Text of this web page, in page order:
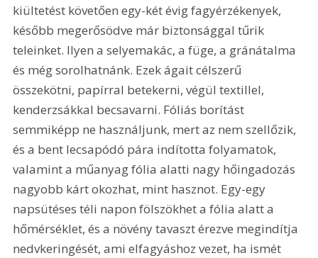
kiültetést követően egy-két évig fagyérzékenyek,
később megerősödve már biztonsággal tűrik
teleinket. Ilyen a selyemakác, a füge, a gránátalma
és még sorolhatnánk. Ezek ágait célszerű
összekötni, papírral betekerni, végül textillel,
kenderzsákkal becsavarni. Fóliás borítást
semmiképp ne használjunk, mert az nem szellőzik,
és a bent lecsapódó pára indította folyamatok,
valamint a műanyag fólia alatti nagy hőingadozás
nagyobb kárt okozhat, mint hasznot. Egy-egy
napsütéses téli napon fölszökhet a fólia alatt a
hőmérséklet, és a növény tavaszt érezve megindítja
nedvkeringését, ami elfagyáshoz vezet, ha ismét